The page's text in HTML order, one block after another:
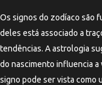
Os signos do zodíaco são
deles está associado a
tendências. A astrologia
do nascimento influencia a
signo pode ser vista como